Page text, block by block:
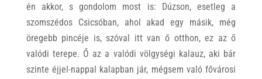
én akkor, s gondolom most is: Dúzson, esetleg a
szomszédos Csicsóban, ahol akad egy másik, még
öregebb pincéje is, szóval itt van ő otthon, ez az ő
valódi terepe. Ő az a valódi völgységi kalauz, aki bár
szinte éjjel-nappal kalapban jár, mégsem való fővárosi